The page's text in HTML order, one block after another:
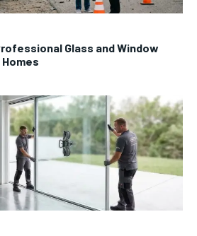
Glass and Window